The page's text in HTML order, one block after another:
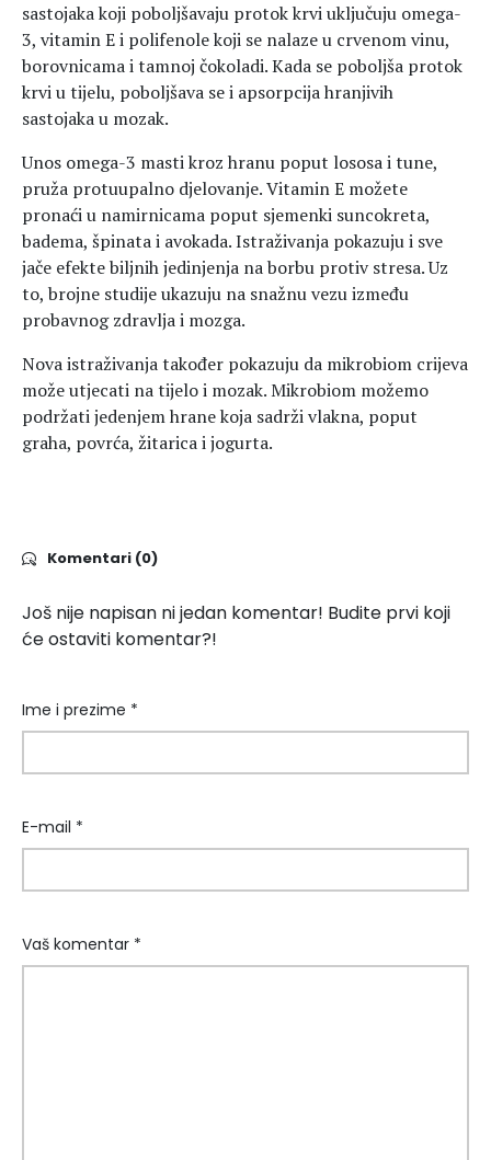
sastojaka koji poboljšavaju protok krvi uključuju omega-
3, vitamin E i polifenole koji se nalaze u crvenom vinu,
borovnicama i tamnoj čokoladi. Kada se poboljša protok
krvi u tijelu, poboljšava se i apsorpcija hranjivih
sastojaka u mozak.
Unos omega-3 masti kroz hranu poput lososa i tune,
pruža protuupalno djelovanje. Vitamin E možete
pronaći u namirnicama poput sjemenki suncokreta,
badema, špinata i avokada. Istraživanja pokazuju i sve
jače efekte biljnih jedinjenja na borbu protiv stresa. Uz
to, brojne studije ukazuju na snažnu vezu između
probavnog zdravlja i mozga.
Nova istraživanja također pokazuju da mikrobiom crijeva
može utjecati na tijelo i mozak. Mikrobiom možemo
podržati jedenjem hrane koja sadrži vlakna, poput
graha, povrća, žitarica i jogurta.
Komentari (0)
Još nije napisan ni jedan komentar! Budite prvi koji
će ostaviti komentar?!
Ime i prezime *
E-mail *
Vaš komentar *